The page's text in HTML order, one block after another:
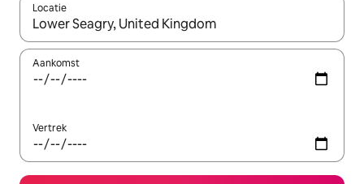
Locatie
Wanneer er resultaten beschikbaar zijn, maak je een keuze
Aankomst
Vertrek